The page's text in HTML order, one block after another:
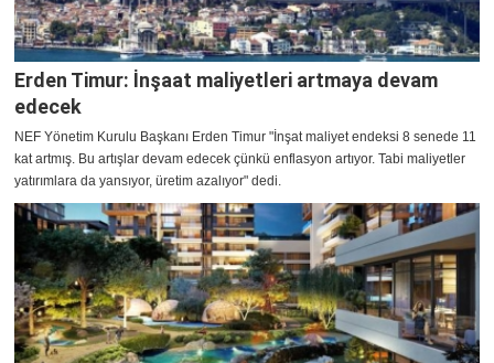
Erden Timur: İnşaat maliyetleri artmaya devam
edecek
NEF Yönetim Kurulu Başkanı Erden Timur "İnşat maliyet endeksi 8 senede 11
kat artmış. Bu artışlar devam edecek çünkü enflasyon artıyor. Tabi maliyetler
yatırımlara da yansıyor, üretim azalıyor" dedi.